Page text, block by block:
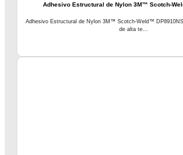
Adhesivo Estructural de Nylon 3M™ Scotch-
Adhesivo Estructural de Nylon 3M™ Scotch-Weld™
de alta te...